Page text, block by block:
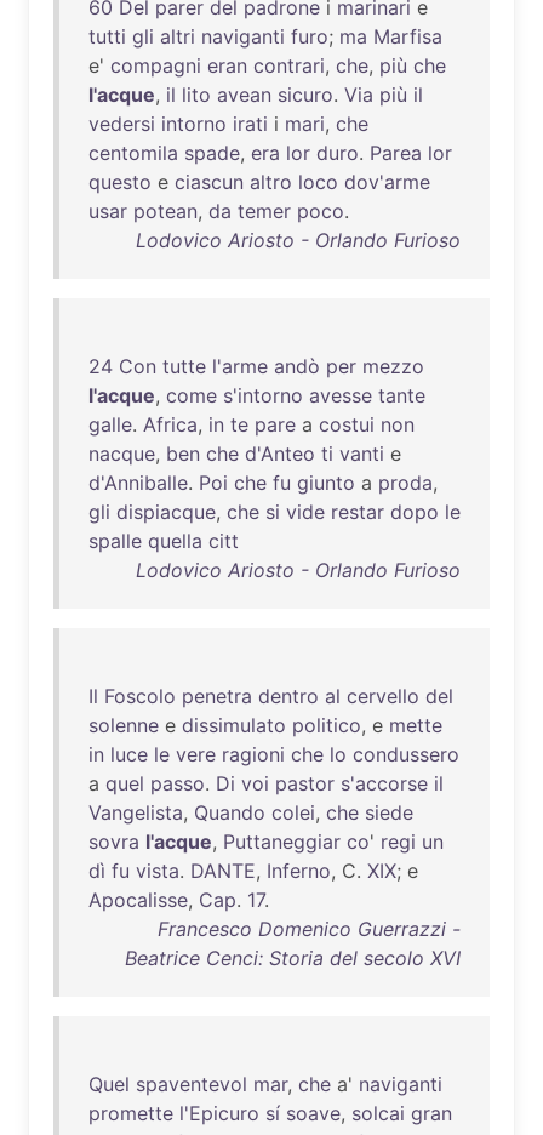
60 Del parer del padrone i marinari e
tutti gli altri naviganti furo; ma Marfisa
e' compagni eran contrari, che, più che
l'acque, il lito avean sicuro. Via più il
vedersi intorno irati i mari, che
centomila spade, era lor duro. Parea lor
questo e ciascun altro loco dov'arme
usar potean, da temer poco.
Lodovico Ariosto - Orlando Furioso
24 Con tutte l'arme andò per mezzo
l'acque, come s'intorno avesse tante
galle. Africa, in te pare a costui non
nacque, ben che d'Anteo ti vanti e
d'Anniballe. Poi che fu giunto a proda,
gli dispiacque, che si vide restar dopo le
spalle quella citt
Lodovico Ariosto - Orlando Furioso
Il Foscolo penetra dentro al cervello del
solenne e dissimulato politico, e mette
in luce le vere ragioni che lo condussero
a quel passo. Di voi pastor s'accorse il
Vangelista, Quando colei, che siede
sovra l'acque, Puttaneggiar co' regi un
dì fu vista. DANTE, Inferno, C. XIX; e
Apocalisse, Cap. 17.
Francesco Domenico Guerrazzi -
Beatrice Cenci: Storia del secolo XVI
Quel spaventevol mar, che a' naviganti
promette l'Epicuro sí soave, solcai gran